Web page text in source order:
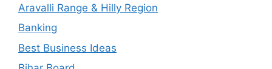
Aravalli Range & Hilly Region
Banking
Best Business Ideas